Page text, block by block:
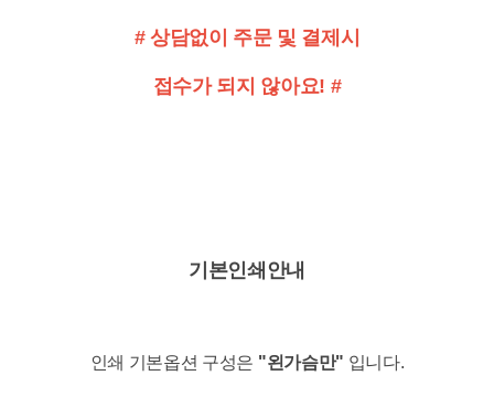
# 상담없이 주문 및 결제시
접수가 되지 않아요! #
기본인쇄안내
인쇄 기본옵션 구성은 "왼가슴만" 입니다.